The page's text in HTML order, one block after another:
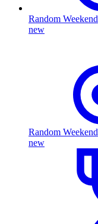
Random Weekend
new
Random Weekend
new